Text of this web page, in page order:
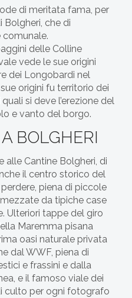
di meritata fama, per
Bolgheri, che di
comunale.
delle Colline
vede le sue origini
dei Longobardi nel
origini fu territorio dei
si deve l’erezione del
e vanto del borgo.
BOLGHERI
alle Cantine Bolgheri, di
il centro storico del
piena di piccole
da tipiche case
Ulteriori tappe del giro
Maremma pisana
oasi naturale privata
dal WWF, piena di
e frassini e dalla
e il famoso viale dei
culto per ogni fotografo